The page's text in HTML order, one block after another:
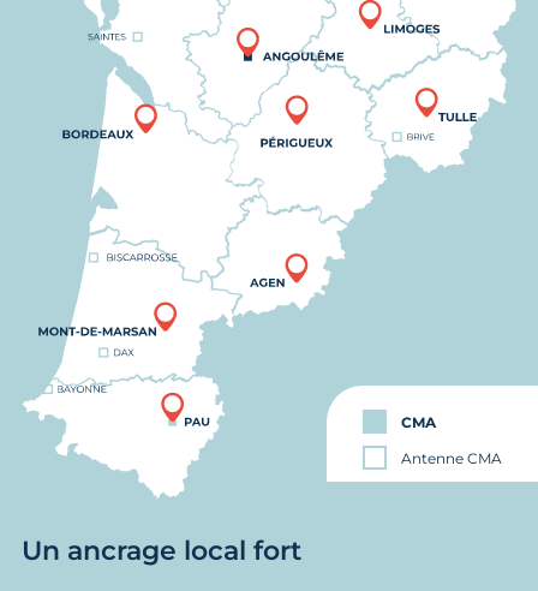
CMA
Antenne CMA
Un ancrage local fort